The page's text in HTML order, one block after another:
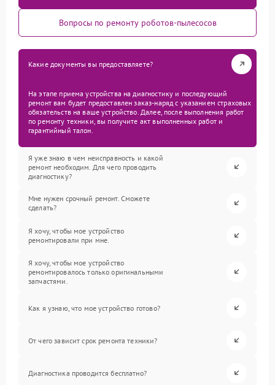
Вопросы по ремонту роботов-пылесосов
Какие документы вы предоставляете?
На этапе приема устройства на диагностику и последующий
ремонт вам будет предоставлен заказ-наряд с указанием страховых
обязательств на ваше устройство. Далее, после выполнения работ
по ремонту техники, вы получите акт выполненных работ и
гарантийный талон.
Я уже знаю в чем неисправность и какой
ремонт необходим. Для чего проводить
диагностику?
Мне нужен срочный ремонт. Сможете
сделать?
Я хочу, чтобы мое устройство
ремонтировали при мне.
Я хочу, чтобы мое устройство
ремонтировалось только оригинальными
запчастями.
Как я узнаю, что мое устройство готово?
От чего зависит срок ремонта техники?
Диагностика проводится бесплатно?